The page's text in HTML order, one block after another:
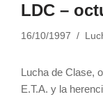
LDC –
16/10/1997
Lucha de Clase,
E.T.A. y la